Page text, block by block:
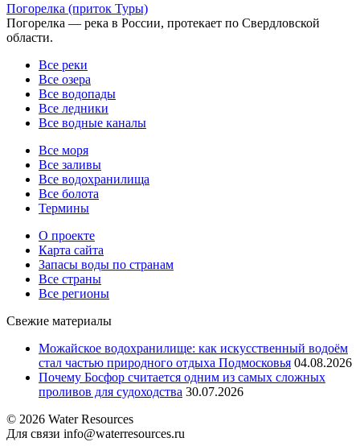
Погорелка (приток Туры)
Погорелка — река в России, протекает по Свердловской
области.
Все реки
Все озера
Все водопады
Все ледники
Все водные каналы
Все моря
Все заливы
Все водохранилища
Все болота
Термины
О проекте
Карта сайта
Запасы воды по странам
Все страны
Все регионы
Свежие материалы
Можайское водохранилище: как искусственный водоём
стал частью природного отдыха Подмосковья 04.08.2026
Почему Босфор считается одним из самых сложных
проливов для судоходства 30.07.2026
© 2026 Water Resources
Для связи info@waterresources.ru